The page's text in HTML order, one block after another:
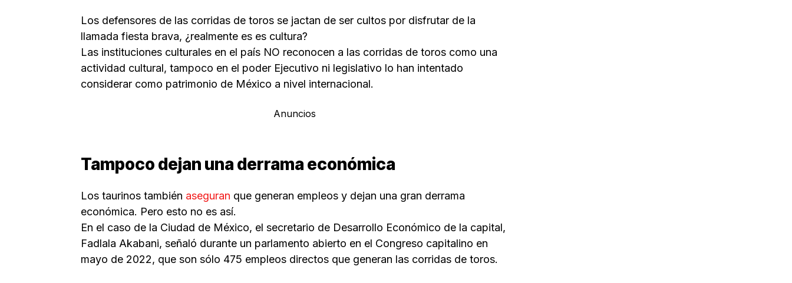
Los defensores de las corridas de toros se jactan de ser cultos por disfrutar de la
llamada fiesta brava, ¿realmente es es cultura?
Las instituciones culturales en el país NO reconocen a las corridas de toros como una
actividad cultural, tampoco en el poder Ejecutivo ni legislativo lo han intentado
considerar como patrimonio de México a nivel internacional.
Anuncios
Tampoco dejan una derrama económica
Los taurinos también aseguran que generan empleos y dejan una gran derrama
económica. Pero esto no es así.
En el caso de la Ciudad de México, el secretario de Desarrollo Económico de la capital,
Fadlala Akabani, señaló durante un parlamento abierto en el Congreso capitalino en
mayo de 2022, que son sólo 475 empleos directos que generan las corridas de toros.